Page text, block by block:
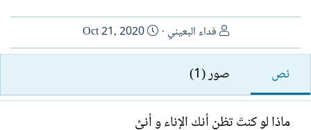
ا
ل
ا
ت
ب
فداء البعيني
ت
ا
خ
Oct 21, 2020
نص صور (1)
ماذا لو كنتَ تظن أنك الإناء و أنيِّ